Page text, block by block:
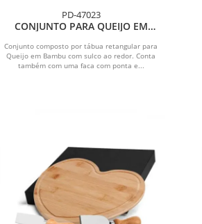
PD-47023
CONJUNTO PARA QUEIJO EM
Conjunto composto por tábua retangular para
Queijo em Bambu com sulco ao redor. Conta
também com uma faca com ponta e...